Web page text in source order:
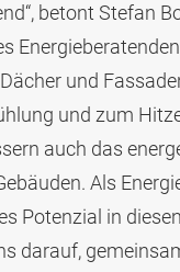
betont Stefan
und
und zum
auch das
Als
Potenzial in
darauf,